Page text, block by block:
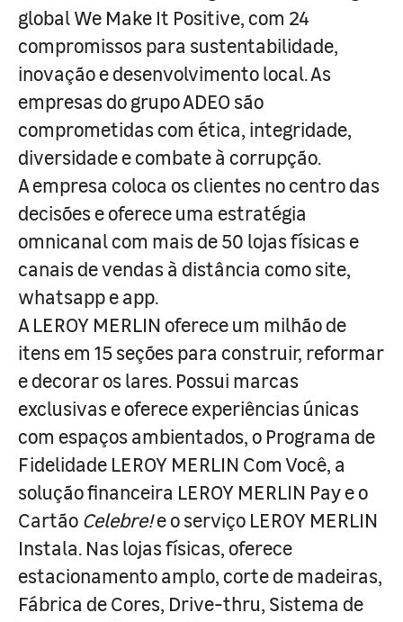
global We Make It Positive, com 24
compromissos para sustentabilidade,
inovação e desenvolvimento local. As
empresas do grupo ADEO são
comprometidas com ética, integridade,
diversidade e combate à corrupção.
A empresa coloca os clientes no centro das
decisões e oferece uma estratégia
omnicanal com mais de 50 lojas físicas e
canais de vendas à distância como site,
whatsapp e app.
A LEROY MERLIN oferece um milhão de
itens em 15 seções para construir, reformar
e decorar os lares. Possui marcas
exclusivas e oferece experiências únicas
com espaços ambientados, o Programa de
Fidelidade LEROY MERLIN Com Você, a
solução financeira LEROY MERLIN Pay e o
Cartão Celebre!e o serviço LEROY MERLIN
Instala. Nas lojas físicas, oferece
estacionamento amplo, corte de madeiras,
Fábrica de Cores, Drive-thru, Sistema de